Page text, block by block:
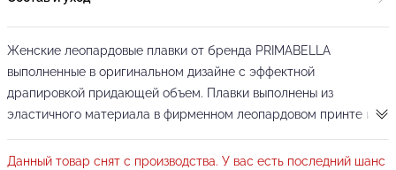
Женские леопардовые плавки от бренда PRIMABELLA
выполненные в оригинальном дизайне с эффектной
драпировкой придающей объем. Плавки выполнены из
эластичного материала в фирменном леопардовом принте и
имеет высокий уровень износостойкости, не линяет, устойчива
Данный товар снят с производства. У вас есть последний шанс